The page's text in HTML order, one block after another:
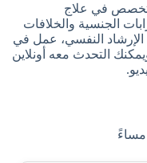
في علاج
الجنسية والخلافات
النفسي، عمل في
التحدث معه أونلاين